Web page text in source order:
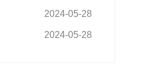
2024-05-28
2024-05-28